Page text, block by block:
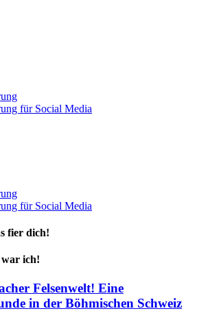
für Social Media
für Social Media
fier dich!
ich!
Felsenwelt! Eine
in der Böhmischen Schweiz